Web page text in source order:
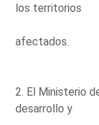
los territorios
afectados.
2. El Ministerio
desarrollo y